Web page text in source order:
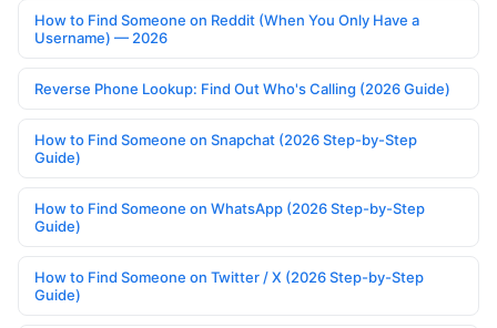
How to Find Someone on Reddit (When You Only Have a
Username) — 2026
Reverse Phone Lookup: Find Out Who's Calling (2026 Guide)
How to Find Someone on Snapchat (2026 Step-by-Step
Guide)
How to Find Someone on WhatsApp (2026 Step-by-Step
Guide)
How to Find Someone on Twitter / X (2026 Step-by-Step
Guide)